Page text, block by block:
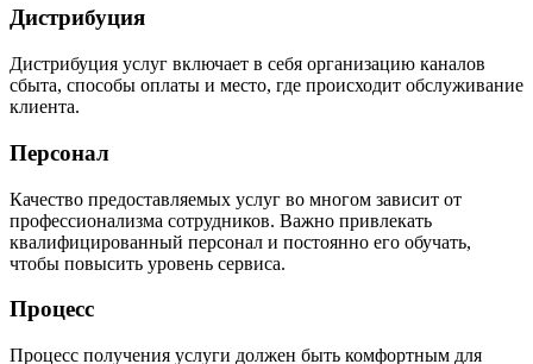
Дистрибуция
Дистрибуция услуг включает в себя организацию каналов
сбыта, способы оплаты и место, где происходит обслуживание
клиента.
Персонал
Качество предоставляемых услуг во многом зависит от
профессионализма сотрудников. Важно привлекать
квалифицированный персонал и постоянно его обучать,
чтобы повысить уровень сервиса.
Процесс
Процесс получения услуги должен быть комфортным для